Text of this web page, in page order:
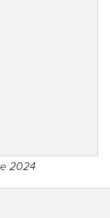
2024